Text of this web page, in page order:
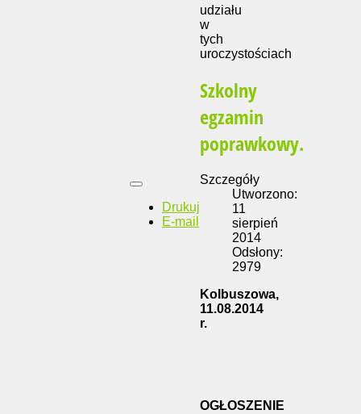
udziału
w
tych
uroczystościach
Szkolny
egzamin
poprawkowy.
Drukuj
E-mail
Szczegóły
Utworzono:
11
sierpień
2014
Odsłony:
2979
Kolbuszowa,
11.08.2014
r.
OGŁOSZENIE